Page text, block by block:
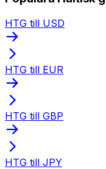
HTG till USD
HTG till EUR
HTG till GBP
HTG till JPY